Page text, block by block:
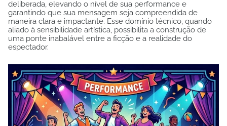
deliberada, elevando o nível de sua performance e
garantindo que sua mensagem seja compreendida de
maneira clara e impactante. Esse domínio técnico, quando
aliado à sensibilidade artística, possibilita a construção de
uma ponte inabalável entre a ficção e a realidade do
espectador.